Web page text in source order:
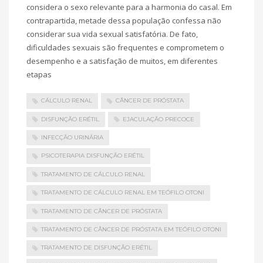
considera o sexo relevante para a harmonia do casal. Em
contrapartida, metade dessa população confessa não
considerar sua vida sexual satisfatória. De fato,
dificuldades sexuais são frequentes e comprometem o
desempenho e a satisfação de muitos, em diferentes
etapas
CÁLCULO RENAL CÂNCER DE PRÓSTATA
DISFUNÇÃO ERÉTIL EJACULAÇÃO PRECOCE
INFECÇÃO URINÁRIA
PSICOTERAPIA DISFUNÇÃO ERÉTIL
TRATAMENTO DE CÁLCULO RENAL
TRATAMENTO DE CÁLCULO RENAL EM TEÓFILO OTONI
TRATAMENTO DE CÂNCER DE PRÓSTATA
TRATAMENTO DE CÂNCER DE PRÓSTATA EM TEÓFILO OTONI
TRATAMENTO DE DISFUNÇÃO ERÉTIL